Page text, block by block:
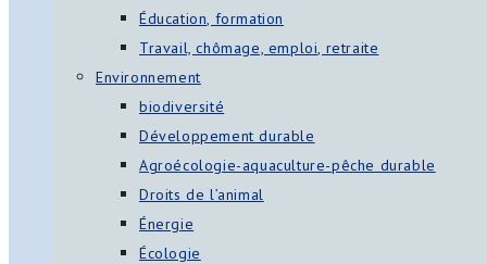
Éducation, formation
Travail, chômage, emploi, retraite
Environnement
biodiversité
Développement durable
Agroécologie-aquaculture-pêche durable
Droits de l’animal
Énergie
Écologie